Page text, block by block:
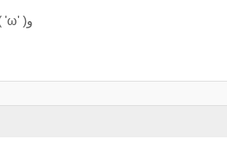
スプラ2からほぼシューターメインのおじいちゃんになりましたよろしくお願いします‎٩( 'ω' )و